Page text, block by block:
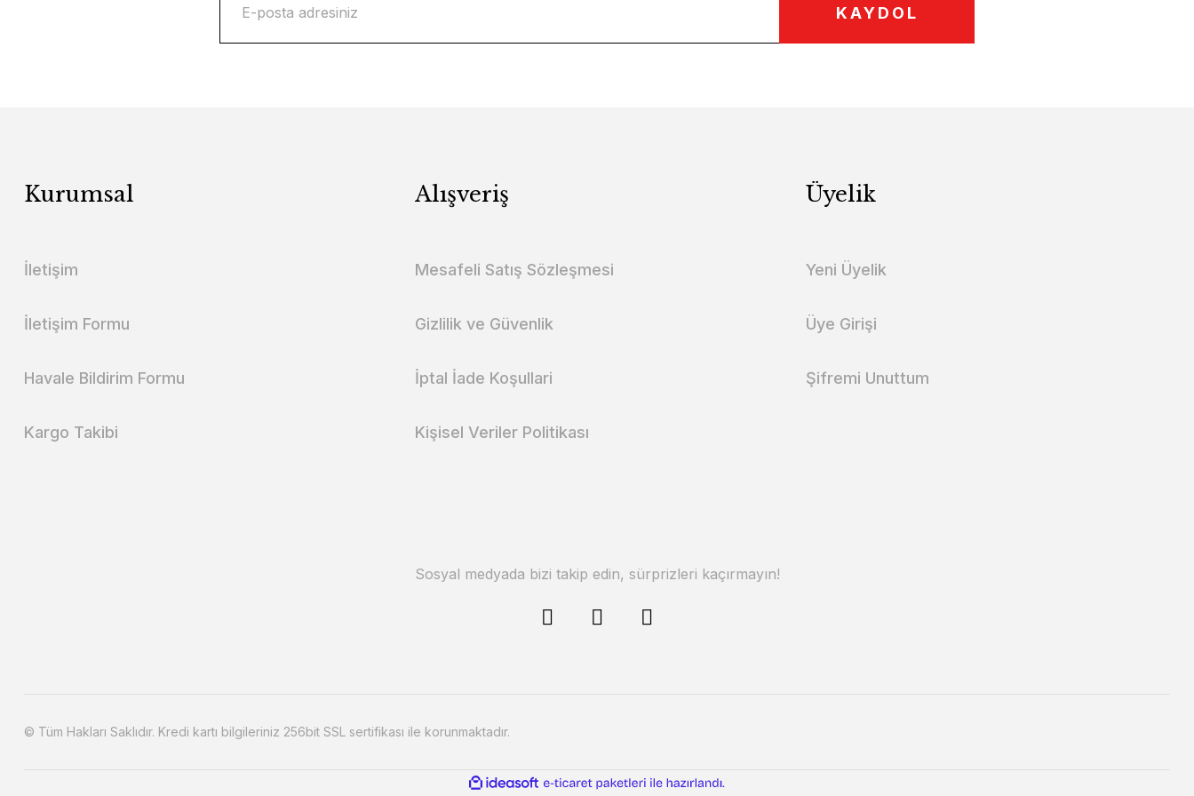
KAYDOL
Kurumsal
İletişim
İletişim Formu
Havale Bildirim Formu
Kargo Takibi
Alışveriş
Mesafeli Satış Sözleşmesi
Gizlilik ve Güvenlik
İptal İade Koşullari
Kişisel Veriler Politikası
Üyelik
Yeni Üyelik
Üye Girişi
Şifremi Unuttum
Sosyal medyada bizi takip edin, sürprizleri kaçırmayın!
© Tüm Hakları Saklıdır. Kredi kartı bilgileriniz 256bit SSL sertifikası ile korunmaktadır.
ideasoft
e-